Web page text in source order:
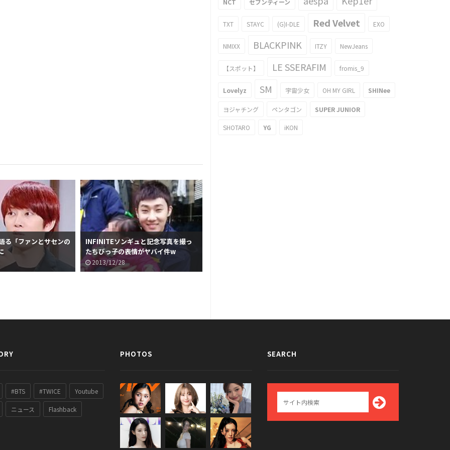
る「ファンとサセンの
INFINITEソンギュと記念写真を撮っ
たちびっ子の表情がヤバイ件w
2013/12/28
NCT セブンティーン
TXT STAYC (G)I-DLE Red Velvet EXO
NMIXX BLACKPINK ITZY NewJeans
【スポット】 LE SSERAFIM fromis_9
Lovelyz SM 宇宙少女 OH MY GIRL SHINee
ヨジャチング ペンタゴン SUPER JUNIOR
SHOTARO YG iKON
#BTS #TWICE Youtube
ニュース Flashback
PHOTOS SEARCH